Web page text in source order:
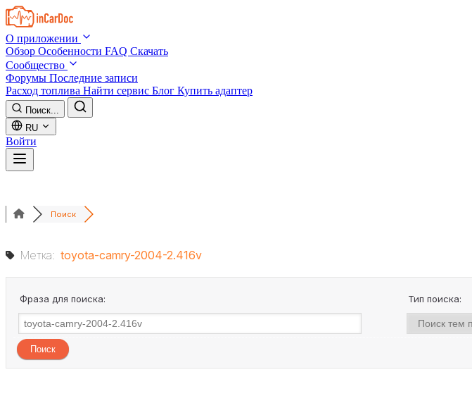
Skip to main content
О приложении
Обзор Особенности FAQ Скачать
Сообщество
Форумы Последние записи
Расход топлива Найти сервис Блог Купить адаптер
Поиск...
RU
Войти
Поиск
Метка: toyota-camry-2004-2.416v
Фраза для поиска: Тип поиска: